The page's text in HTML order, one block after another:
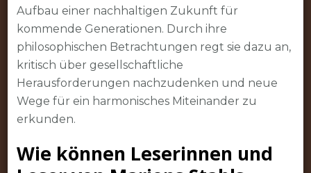
Aufbau einer nachhaltigen Zukunft für
kommende Generationen. Durch ihre
philosophischen Betrachtungen regt sie dazu an,
kritisch über gesellschaftliche
Herausforderungen nachzudenken und neue
Wege für ein harmonisches Miteinander zu
erkunden.
Wie können Leserinnen und